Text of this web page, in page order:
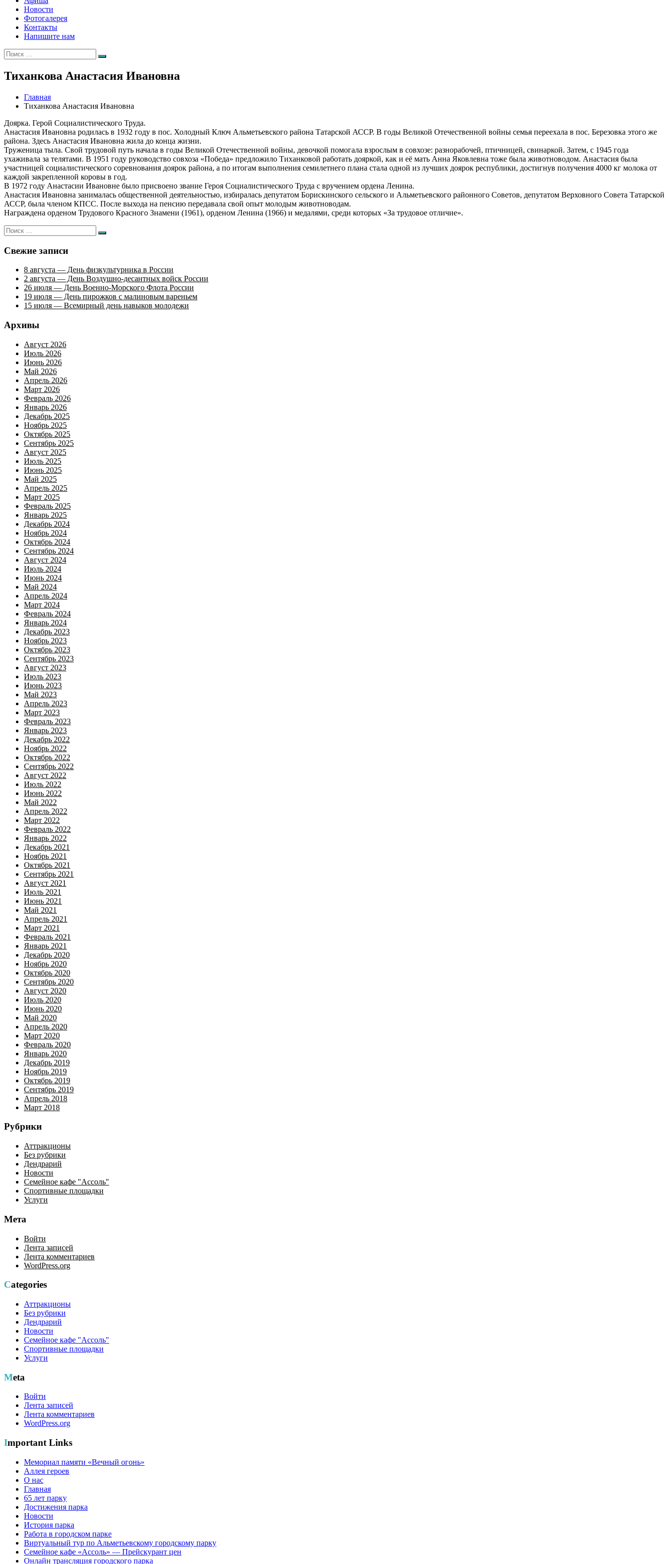
Новости
Фотогалерея
Контакты
Напишите нам
Искать:
Поиск
Тиханкова Анастасия Ивановна
Главная
Тиханкова Анастасия Ивановна
Доярка. Герой Социалистического Труда.
Анастасия Ивановна родилась в 1932 году в пос. Холодный Ключ Альметьевского района Татарской АССР. В годы Великой Отечественной войны семья переехала в пос. Березовка этого же
района. Здесь Анастасия Ивановна жила до конца жизни.
Труженица тыла. Свой трудовой путь начала в годы Великой Отечественной войны, девочкой помогала взрослым в совхозе: разнорабочей, птичницей, свинаркой. Затем, с 1945 года
ухаживала за телятами. В 1951 году руководство совхоза «Победа» предложило Тиханковой работать дояркой, как и её мать Анна Яковлевна тоже была животноводом. Анастасия была
участницей социалистического соревнования доярок района, а по итогам выполнения семилетнего плана стала одной из лучших доярок республики, достигнув получения 4000 кг молока от
каждой закрепленной коровы в год.
В 1972 году Анастасии Ивановне было присвоено звание Героя Социалистического Труда с вручением ордена Ленина.
Анастасия Ивановна занималась общественной деятельностью, избиралась депутатом Борискинского сельского и Альметьевского районного Советов, депутатом Верховного Совета Татарской
АССР, была членом КПСС. После выхода на пенсию передавала свой опыт молодым животноводам.
Награждена орденом Трудового Красного Знамени (1961), орденом Ленина (1966) и медалями, среди которых «За трудовое отличие».
Искать:
Поиск
Свежие записи
8 августа — День физкультурника в России
2 августа — День Воздушно-десантных войск России
26 июля — День Военно-Морского Флота России
19 июля — День пирожков с малиновым вареньем
15 июля — Всемирный день навыков молодежи
Архивы
Август 2026
Июль 2026
Июнь 2026
Май 2026
Апрель 2026
Март 2026
Февраль 2026
Январь 2026
Декабрь 2025
Ноябрь 2025
Октябрь 2025
Сентябрь 2025
Август 2025
Июль 2025
Июнь 2025
Май 2025
Апрель 2025
Март 2025
Февраль 2025
Январь 2025
Декабрь 2024
Ноябрь 2024
Октябрь 2024
Сентябрь 2024
Август 2024
Июль 2024
Июнь 2024
Май 2024
Апрель 2024
Март 2024
Февраль 2024
Январь 2024
Декабрь 2023
Ноябрь 2023
Октябрь 2023
Сентябрь 2023
Август 2023
Июль 2023
Июнь 2023
Май 2023
Апрель 2023
Март 2023
Февраль 2023
Январь 2023
Декабрь 2022
Ноябрь 2022
Октябрь 2022
Сентябрь 2022
Август 2022
Июль 2022
Июнь 2022
Май 2022
Апрель 2022
Март 2022
Февраль 2022
Январь 2022
Декабрь 2021
Ноябрь 2021
Октябрь 2021
Сентябрь 2021
Август 2021
Июль 2021
Июнь 2021
Май 2021
Апрель 2021
Март 2021
Февраль 2021
Январь 2021
Декабрь 2020
Ноябрь 2020
Октябрь 2020
Сентябрь 2020
Август 2020
Июль 2020
Июнь 2020
Май 2020
Апрель 2020
Март 2020
Февраль 2020
Январь 2020
Декабрь 2019
Ноябрь 2019
Октябрь 2019
Сентябрь 2019
Апрель 2018
Март 2018
Рубрики
Аттракционы
Без рубрики
Дендрарий
Новости
Семейное кафе "Ассоль"
Спортивные площадки
Услуги
Мета
Войти
Лента записей
Лента комментариев
WordPress.org
Categories
Аттракционы
Без рубрики
Дендрарий
Новости
Семейное кафе "Ассоль"
Спортивные площадки
Услуги
Meta
Войти
Лента записей
Лента комментариев
WordPress.org
Important Links
Мемориал памяти «Вечный огонь»
Аллея героев
О нас
Главная
65 лет парку
Достижения парка
Новости
История парка
Работа в городском парке
Виртуальный тур по Альметьевскому городскому парку
Семейное кафе «Ассоль» — Прейскурант цен
Онлайн трансляция городского парка